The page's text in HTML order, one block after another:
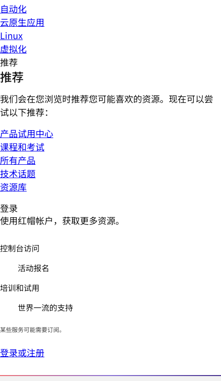
自动化
云原生应用
Linux
虚拟化
推荐
推荐
我们会在您浏览时推荐您可能喜欢的资源。现在可以尝
试以下推荐：
产品试用中心
课程和考试
所有产品
技术话题
资源库
登录
使用红帽帐户，获取更多资源。
控制台访问
活动报名
培训和试用
世界一流的支持
某些服务可能需要订阅。
登录或注册